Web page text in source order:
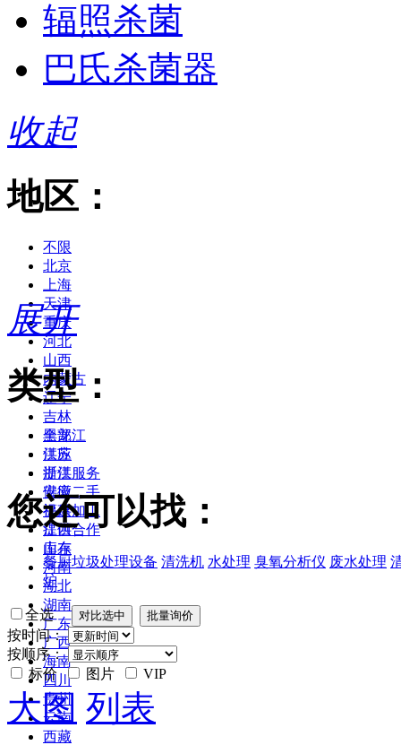
辐照杀菌
巴氏杀菌器
收起
地区：
不限
北京
上海
天津
重庆
河北
山西
内蒙古
辽宁
吉林
黑龙江
江苏
浙江
安徽
福建
江西
山东
河南
湖北
湖南
广东
广西
海南
四川
贵州
云南
西藏
展开
类型：
全部
供应
提供服务
供应二手
提供加工
提供合作
库存
您还可以找：
餐厨垃圾处理设备 清洗机 水处理 臭氧分析仪 废水处理
炉
全选
按时间：
按顺序：
标价
图片 VIP
大图 列表